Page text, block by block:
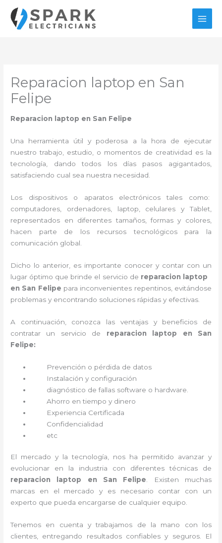
contenido
Reparacion laptop en San
Felipe
Reparacion laptop en San Felipe
Una herramienta útil y poderosa a la hora de ejecutar
nuestro trabajo, estudio, o momentos de creatividad es la
tecnología, dando todos los días pasos agigantados,
satisfaciendo cual sea nuestra necesidad.
Los dispositivos o aparatos electrónicos tales como:
computadores, ordenadores, laptop, celulares y Tablet,
representados en diferentes tamaños, formas y colores,
hacen parte de los recursos tecnológicos para la
comunicación global.
Dicho lo anterior, es importante conocer y contar con un
lugar óptimo que brinde el servicio de reparacion laptop
en San Felipe para inconvenientes repentinos, evitándose
problemas y encontrando soluciones rápidas y efectivas.
A continuación, conozca las ventajas y beneficios de
contratar un servicio de reparacion laptop en San
Felipe:
Prevención o pérdida de datos
Instalación y configuración
diagnóstico de fallas software o hardware
Ahorro en tiempo y dinero
Experiencia Certificada
Confidencialidad
etc
El mercado y la tecnología, nos ha permitido avanzar y
evolucionar en la industria con diferentes técnicas de
reparacion laptop en San Felipe . Existen muchas
marcas en el mercado y es necesario contar con un
experto que pueda encargarse de cualquier equipo.
Tenemos en cuenta y trabajamos de la mano con los
clientes, entregando resultados confiables y seguros. El